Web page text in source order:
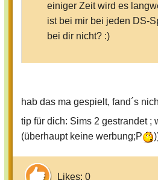
einiger Zeit wird es
ist bei mir bei jeden DS-
bei dir nicht? :)
hab das ma gespielt, fand´s nich
tip für dich: Sims 2 gestrandet ;
(überhaupt keine werbung;P
Likes: 0